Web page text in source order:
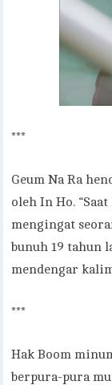
***
Geum Na Ra
oleh In Ho.
mengingat
bunuh 19 tahun
mendengar
***
Hak Boom
berpura-pura